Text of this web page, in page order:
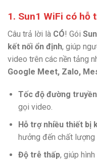
1. Sun1 WiFi có hỗ
Câu trả lời là CÓ! Gói
kết nối ổn định, giúp
video trên các nền tảng
Google Meet, Zalo,
Tốc độ đường
gọi video.
Hỗ trợ nhiều thiết bị
hưởng đến chất lượng
Độ trễ thấp, giúp